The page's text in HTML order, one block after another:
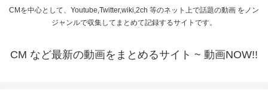
CMを中心として、Youtube,Twitter,wiki,2ch 等のネット上で話題の動画 をノン
ジャンルで収集してまとめて記録するサイトです。
CM など最新の動画をまとめるサイト ~ 動画NOW!!